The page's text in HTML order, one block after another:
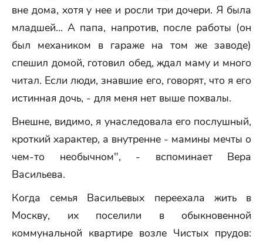
вне дома, хотя у нее и росли три дочери. Я была
младшей... А папа, напротив, после работы (он
был механиком в гараже на том же заводе)
спешил домой, готовил обед, ждал маму и много
читал. Если люди, знавшие его, говорят, что я его
истинная дочь, - для меня нет выше похвалы.
Внешне, видимо, я унаследовала его послушный,
кроткий характер, а внутренне - мамины мечты о
чем-то необычном", - вспоминает Вера
Васильева.
Когда семья Васильевых переехала жить в
Москву, их поселили в обыкновенной
коммунальной квартире возле Чистых прудов: